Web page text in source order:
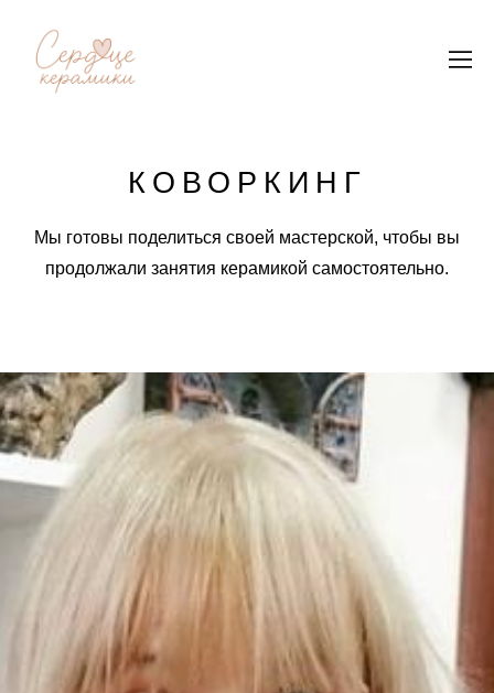
КОВОРКИНГ
Мы готовы поделиться своей мастерской, чтобы вы
продолжали занятия керамикой самостоятельно.